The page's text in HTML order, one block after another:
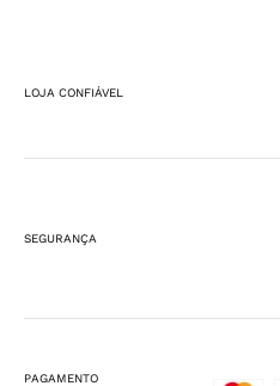
LOJA CONFIÁVEL
SEGURANÇA
PAGAMENTO